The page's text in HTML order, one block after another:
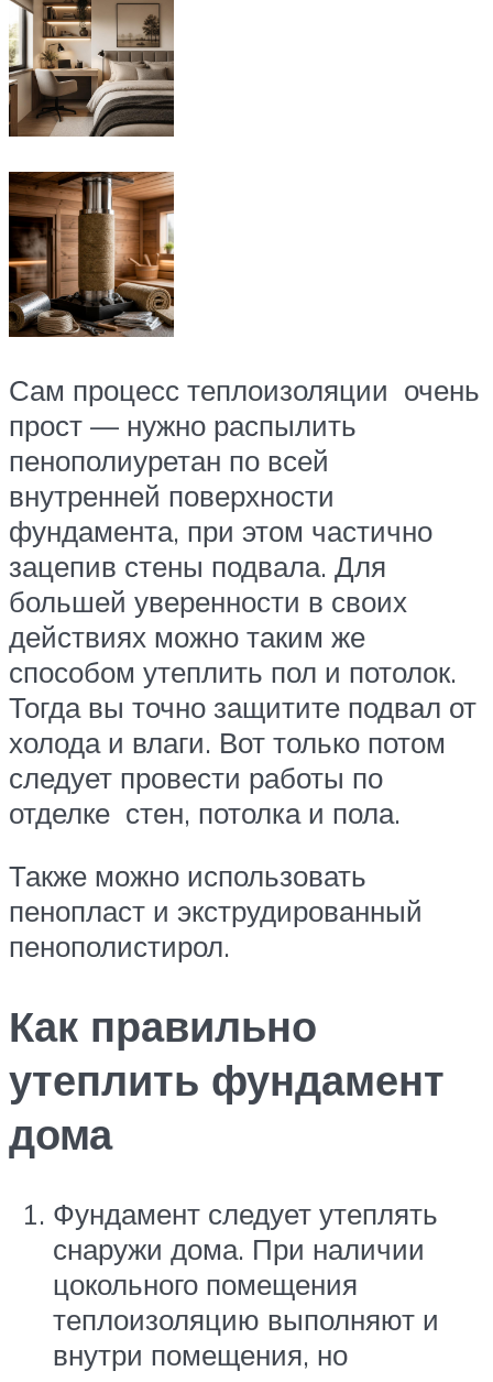
Сам процесс теплоизоляции очень
прост — нужно распылить
пенополиуретан по всей
внутренней поверхности
фундамента, при этом частично
зацепив стены подвала. Для
большей уверенности в своих
действиях можно таким же
способом утеплить пол и потолок.
Тогда вы точно защитите подвал от
холода и влаги. Вот только потом
следует провести работы по
отделке стен, потолка и пола.
Также можно использовать
пенопласт и экструдированный
пенополистирол.
Как правильно
утеплить фундамент
дома
Фундамент следует утеплять
снаружи дома. При наличии
цокольного помещения
теплоизоляцию выполняют и
внутри помещения, но